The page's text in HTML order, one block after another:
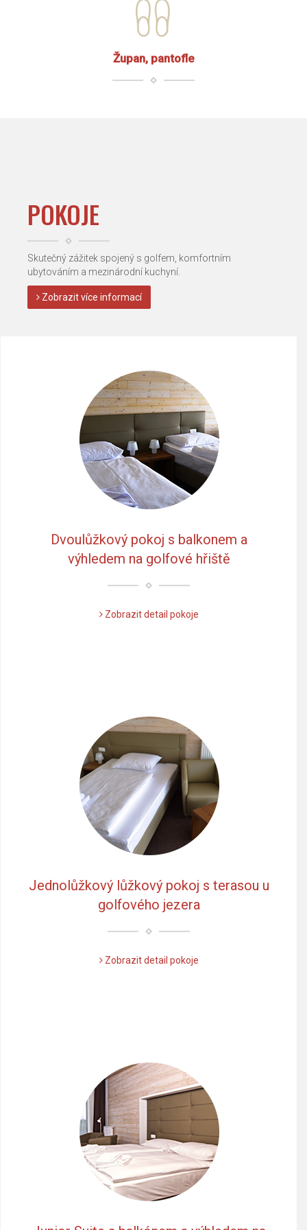
Župan, pantofle
POKOJE
Skutečný zážitek spojený s golfem, komfortním
ubytováním a mezinárodní kuchyní.
Zobrazit více informací
Dvoulůžkový pokoj s balkonem a
výhledem na golfové hřiště
Zobrazit detail pokoje
Jednolůžkový lůžkový pokoj s terasou u
golfového jezera
Zobrazit detail pokoje